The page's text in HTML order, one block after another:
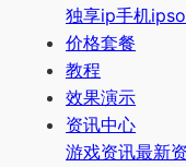
独享ip手机ip
价格套餐
教程
效果演示
资讯中心
游戏资讯最新